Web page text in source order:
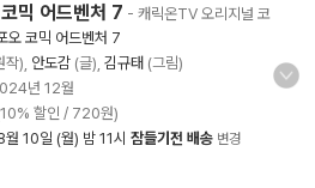
믹 어드벤처 7 - 캐릭온TV 오리지널 코
오 코믹 어드벤처 7
작), 안도감 (글), 김규태 (그림)
년 12월
할인 / 720원)
월 10일 (월) 밤 11시 잠들기전 배송 변경